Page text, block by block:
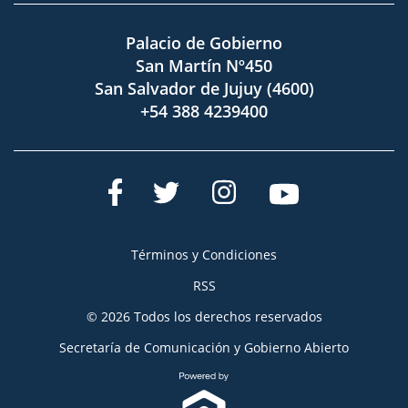
Palacio de Gobierno
San Martín Nº450
San Salvador de Jujuy (4600)
+54 388 4239400
Términos y Condiciones
RSS
© 2026 Todos los derechos reservados
Secretaría de Comunicación y Gobierno Abierto